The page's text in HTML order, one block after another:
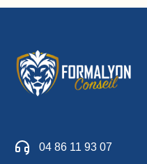
04 86 11 93 07